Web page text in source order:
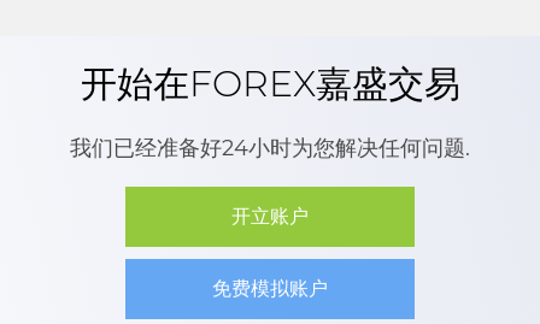
开始在FOREX嘉盛交易
我们已经准备好24小时为您解决任何问题.
开立账户
免费模拟账户